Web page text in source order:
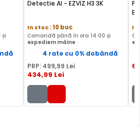
Detectie AI - EZVIZ H3 3K
In stoc: 10 buc
Comandă până în ora 14:00 și
expediem mâine
4 rate cu 0% dobândă
PRP: 499,99 Lei
434,99 Lei
In